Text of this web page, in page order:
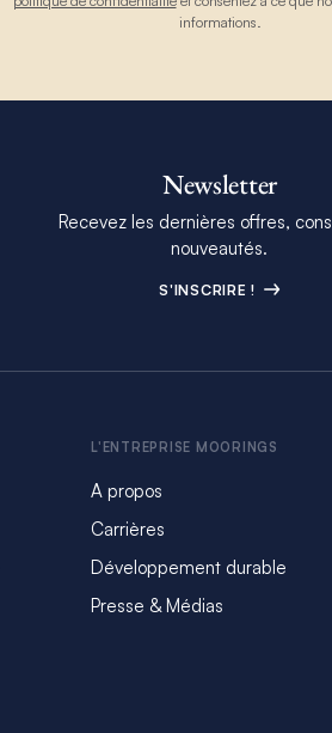
informations.
Newsletter
Recevez les dernières offres,
nouveautés.
S'INSCRIRE !
L'ENTREPRISE MOORINGS
A propos
Carrières
Développement durable
Presse & Médias